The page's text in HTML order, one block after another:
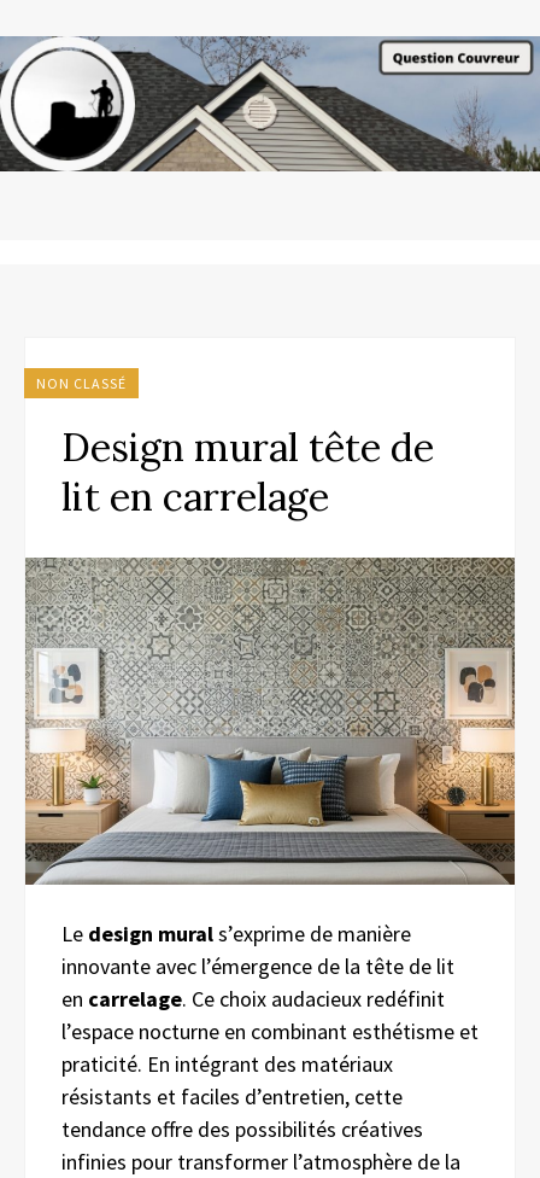
NON CLASSÉ
Design mural tête de
lit en carrelage
Le design murals’exprime de manière
innovante avec l’émergence de la tête de lit
en carrelage. Ce choix audacieux redéfinit
l’espace nocturne en combinant esthétisme et
praticité. En intégrant des matériaux
résistants et faciles d’entretien, cette
tendance offre des possibilités créatives
infinies pour transformer l’atmosphère de la